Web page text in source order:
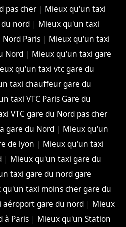
pas cher| Mieux qu'un taxi
du nord | Mieux qu'un taxi
Paris| Mieux qu'un taxi
Nord| Mieux qu'un taxi gare
qu'un taxi vtc gare du
taxi chauffeur gare du
taxi VTC Paris Gare du
VTC gare du Nord pas cher
gare du Nord | Mieux qu'un
de lyon | Mieux qu'un taxi
| Mieux qu'un taxi gare du
taxi gare du nord gare
qu'un taxi moins cher gare du
aéroport gare du nord| Mieux
à Paris | Mieux qu'un Station